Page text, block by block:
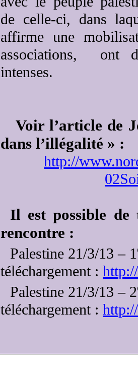
de celle-ci, dans
affirme une
associations,
ont
intenses.
Voir l’article de
dans l’illégalité » :
http://
Il est possible de
rencontre :
Palestine 21/3/13 – 1
téléchargement :
Palestine 21/3/13 – 2
téléchargement :